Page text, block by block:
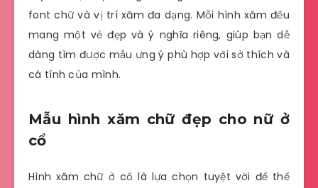
font chữ và vị trí xăm đa dạng. Mỗi hình xăm đều
mang một vẻ đẹp và ý nghĩa riêng, giúp bạn dễ
dàng tìm được mẫu ưng ý phù hợp với sở thích và
cá tính của mình.
Mẫu hình xăm chữ đẹp cho nữ ở
cổ
Hình xăm chữ ở cổ là lựa chọn tuyệt vời để thể